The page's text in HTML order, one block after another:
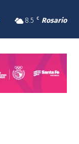
8.5 C Rosario